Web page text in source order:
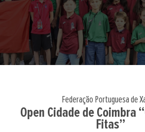
Federação Portuguesa de
Open Cidade de Coimbra
Fitas”